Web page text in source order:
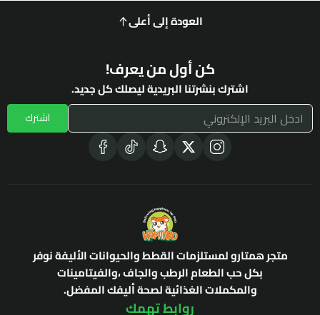
العودة إلى أعلى
كن أول من يعرف!
اشترك بنشرتنا البريدية ليصلك كل جديد.
اشترك
متجر همتارو لمستلزمات القطط والحيوانات الأليفة نوفر
بكل حب الطعام الرطب والجاف ،والفيتامينات
والمكملات الغذائية لصحة أليفك المفضل.
روابط تهمك